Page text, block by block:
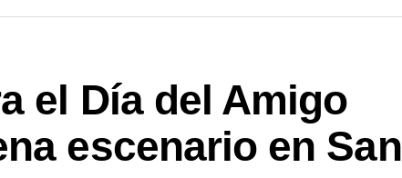
como protagonistas a la psicóloga
Claudina Kutnowski
, con Inteligencia laboral,
76: Crónica de un año que cambió nuestra
el Día del Amigo
escenario en San